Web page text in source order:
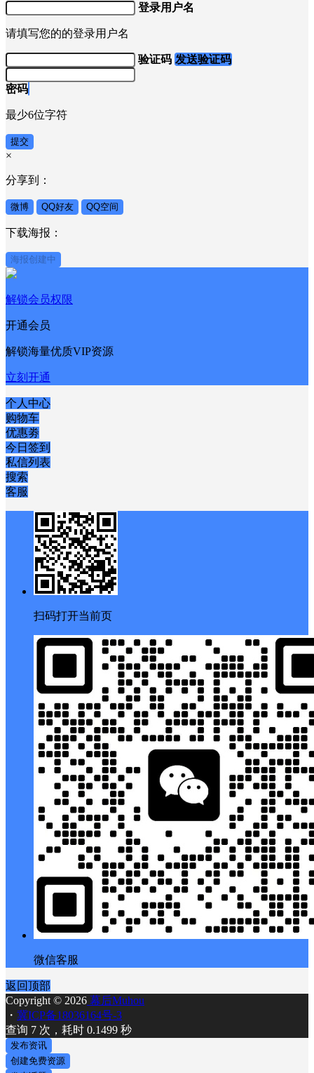
登录用户名
请填写您的的登录用户名
验证码 发送验证码
密码
最少6位字符
提交
×
分享到：
微博 QQ好友 QQ空间
下载海报：
海报创建中
解锁会员权限
开通会员
解锁海量优质VIP资源
立刻开通
个人中心
购物车
优惠劵
今日签到
私信列表
搜索
客服
扫码打开当前页
微信客服
返回顶部
Copyright © 2026 幕后Muhou
・ 冀ICP备18036164号-3
查询 7 次，耗时 0.1499 秒
发布资讯
创建免费资源